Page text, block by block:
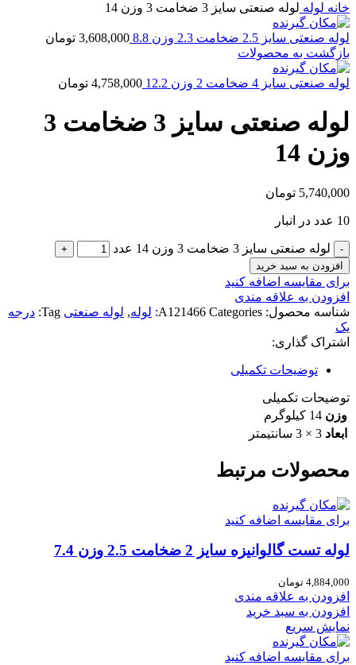
خانه لوله لوله صنعتی سایز 3 ضخامت 3 وزن 14
لوله صنعتی سایز 2.5 ضخامت 2.3 وزن 8.8 3,608,000 تومان
بازگشت به محصولات
لوله صنعتی سایز 4 ضخامت 2 وزن 12.2 4,758,000 تومان
لوله صنعتی سایز 3 ضخامت 3
وزن 14
5,740,000 تومان
10 عدد در انبار
لوله صنعتی سایز 3 ضخامت 3 وزن 14 عدد
افزودن به سبد خرید
برای مقایسه اضافه کنید
افزودن به علاقه مندی
شناسه محصول:
A121466 Categories: لوله, لوله صنعتی Tag: درجه
یک
اشتراک گذاری:
توضیحات تکمیلی
توضیحات تکمیلی
وزن 14 کیلوگرم
ابعاد 3 × 3 سانتیمتر
محصولات مرتبط
برای مقایسه اضافه کنید
لوله تست گالوانیزه سایز 2 ضخامت 2.5 وزن 7.4
4,884,000 تومان
افزودن به علاقه مندی
افزودن به سبد خرید
نمایش سریع
برای مقایسه اضافه کنید